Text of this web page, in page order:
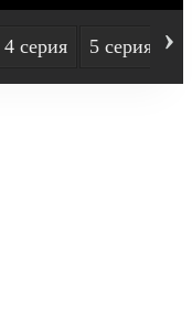
4 серия 5 серия ›